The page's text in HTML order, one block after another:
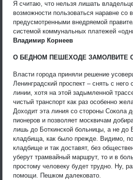
Я считаю, что нельзя лишать
возможности пользоваться наравне со
предусмотренными внедряемой
системой коммунальных платежей
Владимир Корнеев
О БЕДНОМ ПЕШЕХОДЕ ЗАМОЛВИТЕ
Власти города приняли решение
Ленинградский проспект – снять с него
линии, хотя на этой задымленной
чистый транспорт как раз особенно
Доходит эта линия со стороны Сокола
пионеров и позволяет москвичам
лишь до Боткинской больницы, а не до
кладбища, как было прежде. Видимо,
кладбище и так доставят, без
уберут трамвайный маршрут, то и в
простому человеку будет трудно. Ну,
помощи. Пешком далековато.